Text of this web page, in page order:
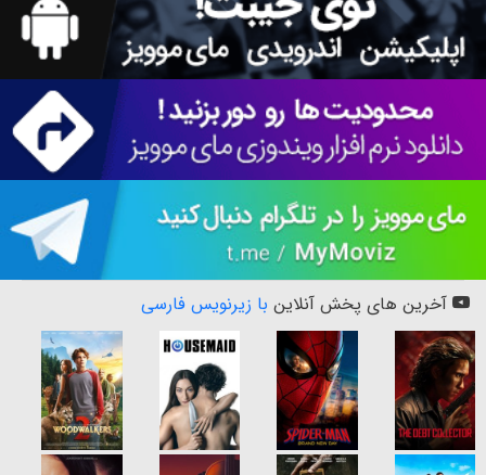
آخرین های پخش آنلاین با زیرنویس فارسی